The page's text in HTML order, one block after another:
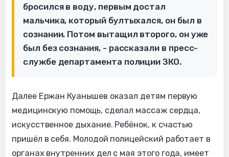
бросился в воду, первым достал
мальчика, который бултыхался, он был в
сознании. Потом вытащил второго, он уже
был без сознания, - рассказали в пресс-
службе департамента полиции ЗКО.
Далее Ержан Куанышев оказал детям первую
медицинскую помощь, сделал массаж сердца,
искусственное дыхание. Ребёнок, к счастью
пришёл в себя. Молодой полицейский работает в
органах внутренних дел с мая этого года, имеет